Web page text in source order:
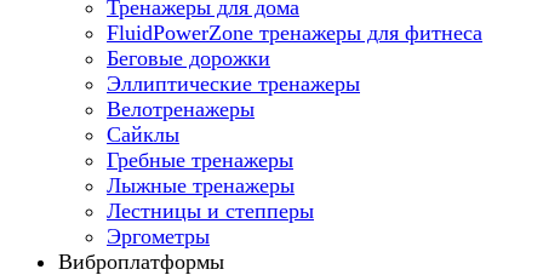
Тренажеры для дома
FluidPowerZone тренажеры для фитнеса
Беговые дорожки
Эллиптические тренажеры
Велотренажеры
Сайклы
Гребные тренажеры
Лыжные тренажеры
Лестницы и степперы
Эргометры
Виброплатформы